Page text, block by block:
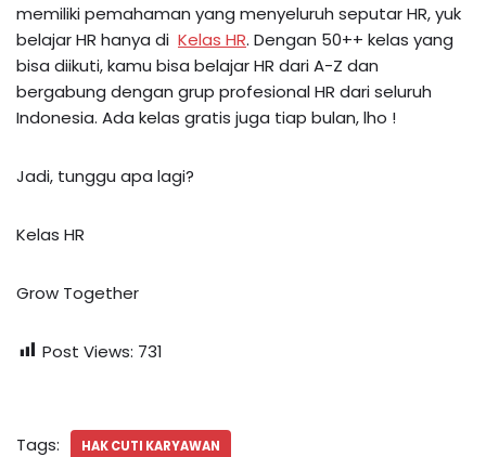
memiliki pemahaman yang menyeluruh seputar HR, yuk
belajar HR hanya di Kelas HR. Dengan 50++ kelas yang
bisa diikuti, kamu bisa belajar HR dari A-Z dan
bergabung dengan grup profesional HR dari seluruh
Indonesia. Ada kelas gratis juga tiap bulan, lho !
Jadi, tunggu apa lagi?
Kelas HR
Grow Together
Post Views: 731
Tags: HAK CUTI KARYAWAN